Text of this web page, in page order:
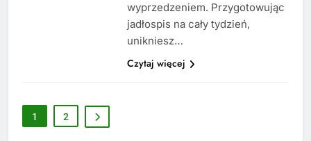
wyprzedzeniem. Przygotowując
jadłospis na cały tydzień,
unikniesz…
Czytaj więcej
1 2